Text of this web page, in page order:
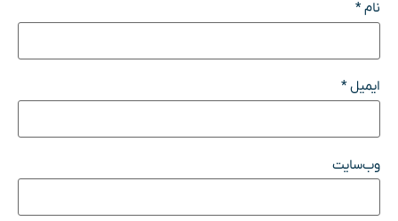
نام*
ایمیل*
وب‌سایت